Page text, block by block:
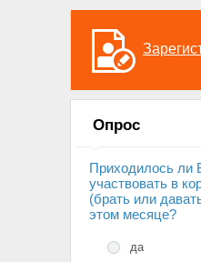
Опрос
Приходилось ли
участвовать в
(брать или
этом месяце?
да